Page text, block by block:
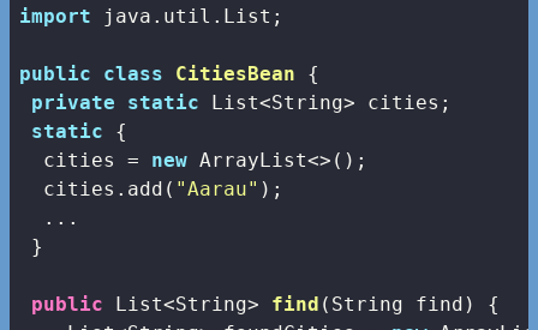
import java.util.List;
public class CitiesBean
{
private
static List<String> cities;
static {
  cities =
new ArrayList<>();
  cities.add(
"Aarau" );
  ...
}
public List<String> find (String find)
{